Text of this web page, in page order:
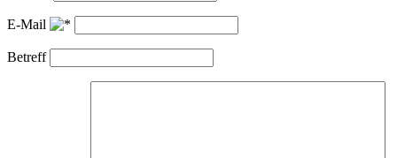
E-Mail
Betreff